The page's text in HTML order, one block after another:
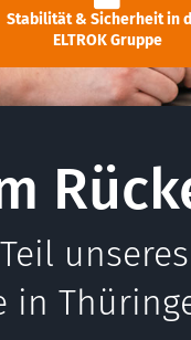
Stabilität & Sicherheit in
ELTROK Gruppe
in